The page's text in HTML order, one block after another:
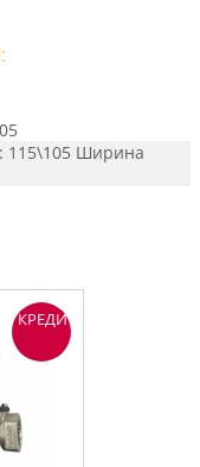
115\105 Ширина
КРЕДИТ